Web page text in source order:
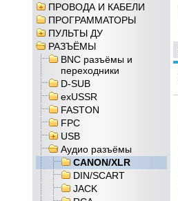
ПРОВОДА И КАБЕЛИ
ПРОГРАММАТОРЫ
ПУЛЬТЫ ДУ
РАЗЪЁМЫ
BNC разъёмы и
переходники
D-SUB
exUSSR
FASTON
FPC
USB
Аудио разъёмы
CANON/XLR
DIN/SCART
JACK